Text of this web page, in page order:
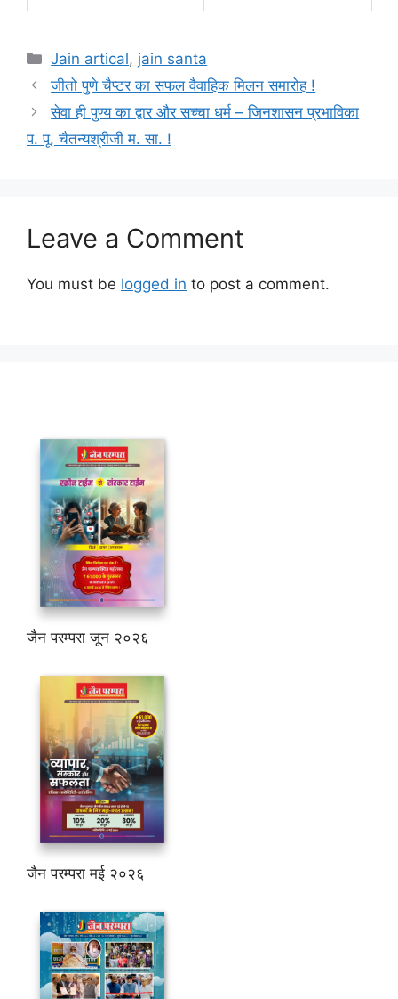
Categories
Jain artical, jain santa
जीतो पुणे चैप्टर का सफल वैवाहिक मिलन समारोह !
सेवा ही पुण्य का द्वार और सच्चा धर्म – जिनशासन प्रभाविका
प. पू. चैतन्यश्रीजी म. सा. !
Leave a Comment
You must be logged in to post a comment.
जैन परम्परा जून २०२६
जैन परम्परा मई २०२६